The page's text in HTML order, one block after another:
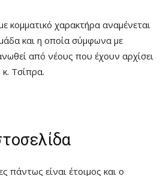
κομματικό χαρακτήρα αναμένεται
και η οποία σύμφωνα με
από νέους που έχουν αρχίσει
Τσίπρα.
πάντως είναι έτοιμος και ο